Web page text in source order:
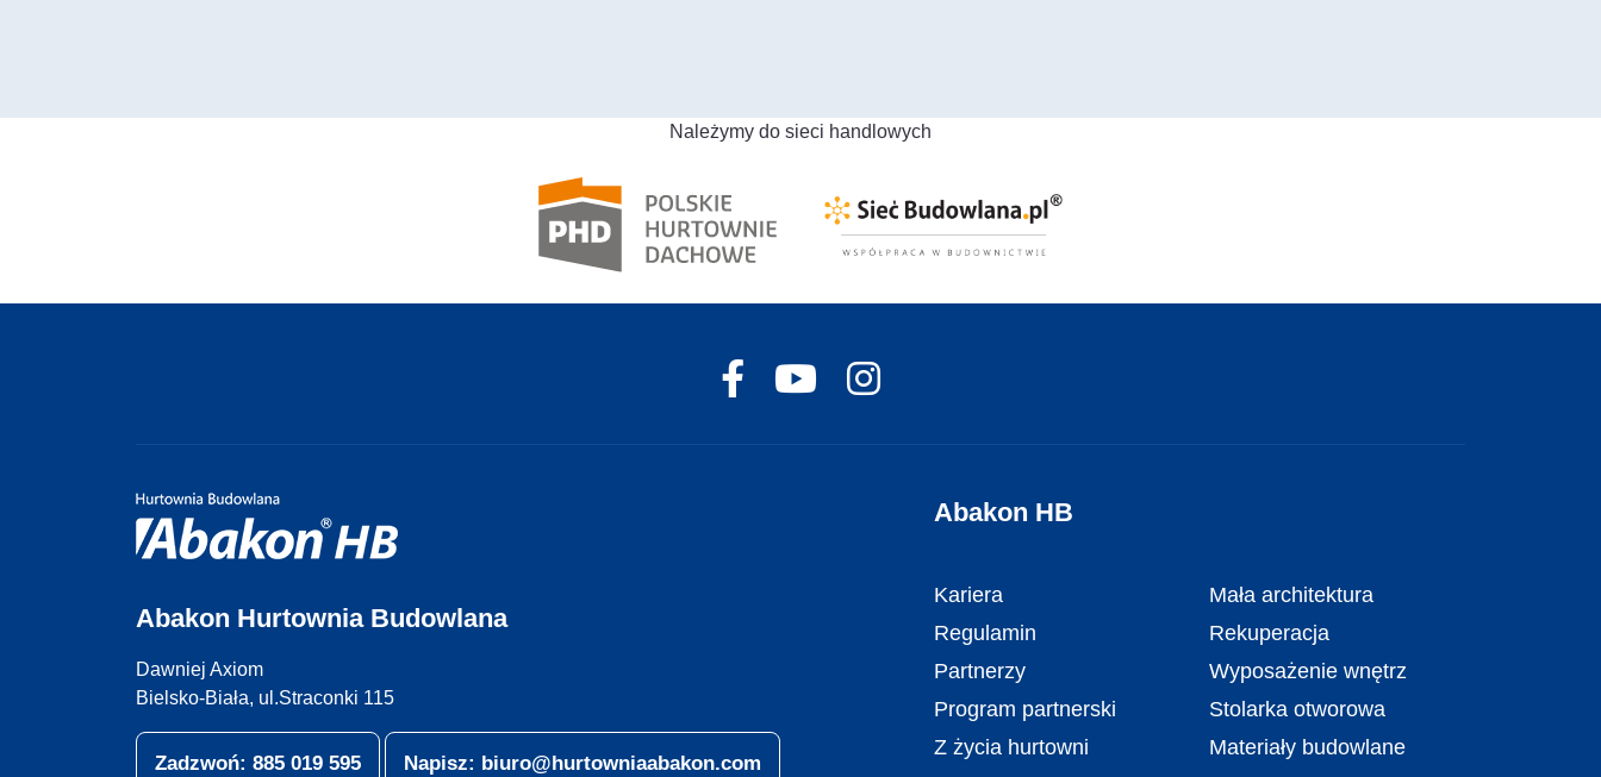
Należymy do sieci handlowych
Abakon Hurtownia Budowlana
Dawniej Axiom
Bielsko-Biała, ul.Straconki 115
Zadzwoń: 885 019 595 Napisz: biuro@hurtowniaabakon.com
Abakon HB
Kariera
Regulamin
Partnerzy
Program partnerski
Z życia hurtowni
Mała architektura
Rekuperacja
Wyposażenie wnętrz
Stolarka otworowa
Materiały budowlane